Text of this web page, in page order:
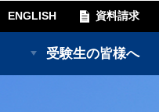
ENGLISH 資料請求
受験生の皆様へ